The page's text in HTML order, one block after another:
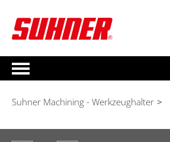
Suhner Machining - Werkzeughalter >